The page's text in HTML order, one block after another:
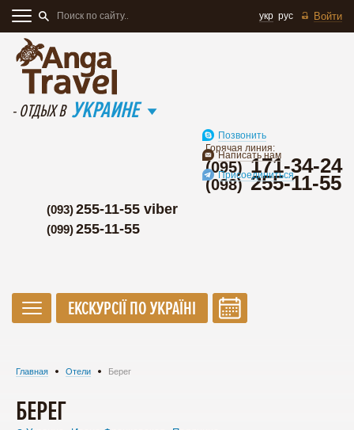
Войти
укр рус
- ОТДЫХ В УКРАИНЕ
Горячая линия:
(095)171-34-24
(098)255-11-55
(093)255-11-55 viber
(099)255-11-55
Позвонить
Написать нам
Присоединиться
ЕКСКУРСІЇ ПО УКРАЇНІ
Главная Отели Берег
БЕРЕГ